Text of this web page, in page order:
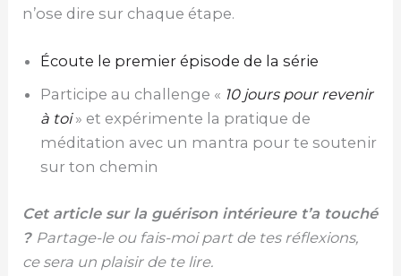
n’ose dire sur chaque étape.
Écoute le premier épisode de la série
Participe au challenge « 10 jours pour revenir
à toi» et expérimente la pratique de
méditation avec un mantra pour te soutenir
sur ton chemin
Cet article sur la guérison intérieure t’a touché
? Partage-le ou fais-moi part de tes réflexions,
ce sera un plaisir de te lire.